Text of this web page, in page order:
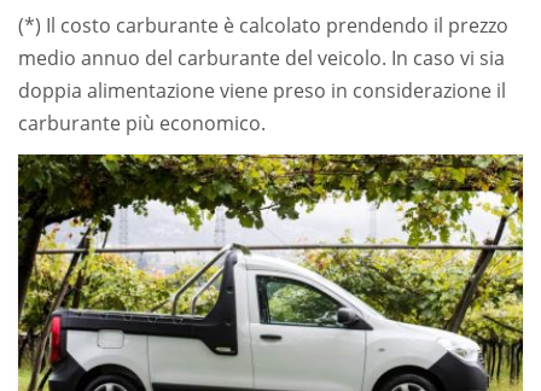
(*) Il costo carburante è calcolato prendendo il prezzo
medio annuo del carburante del veicolo. In caso vi sia
doppia alimentazione viene preso in considerazione il
carburante più economico.